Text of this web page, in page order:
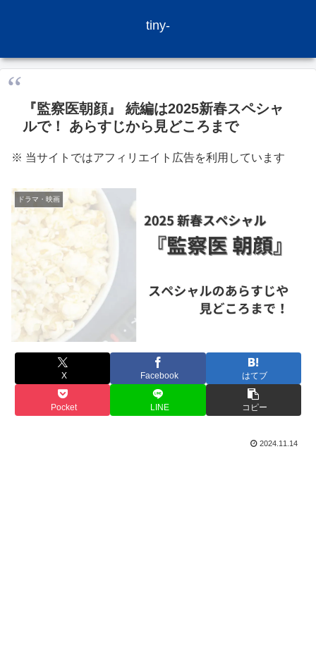
tiny-
『監察医朝顔』 続編は2025新春スペシャ
ルで！ あらすじから見どころまで
※ 当サイトではアフィリエイト広告を利用しています
ドラマ・映画
X Facebook はてブ
Pocket LINE コピー
2024.11.14